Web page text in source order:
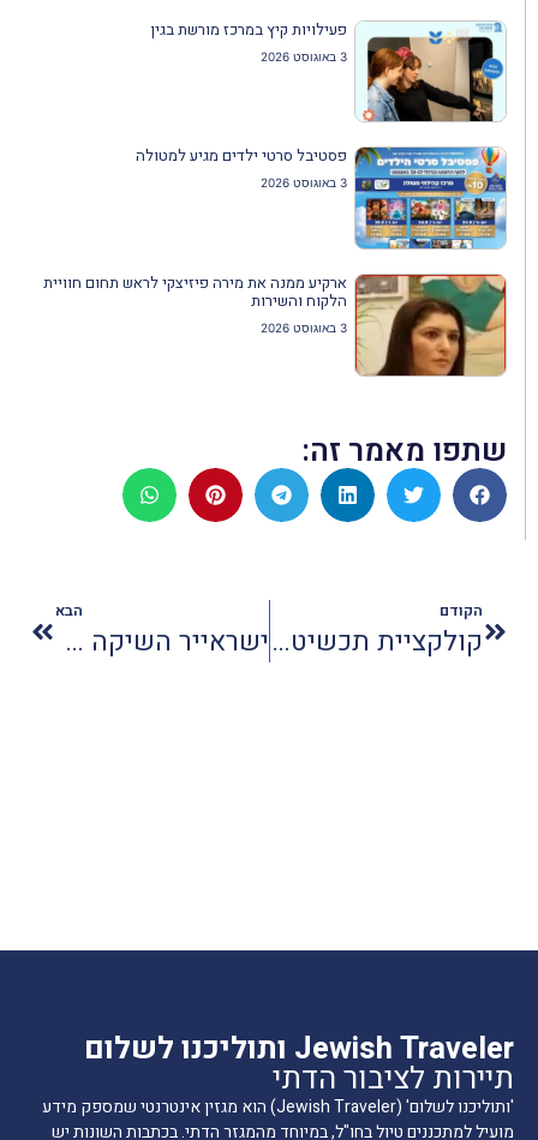
פעילויות קיץ במרכז מורשת בגין
3 באוגוסט 2026
פסטיבל סרטי ילדים מגיע למטולה
3 באוגוסט 2026
ארקיע ממנה את מירה פיזיצקי לראש תחום חוויית
הלקוח והשירות
3 באוגוסט 2026
שתפו מאמר זה:
הקודם
קולקציית תכשיטים ומטפחות ראש הושקה בת"א
הבא
ישראייר השיקה אתר אינטרנט חדש
Jewish Traveler ותוליכנו לשלום
תיירות לציבור הדתי
'ותוליכנו לשלום' (Jewish Traveler) הוא מגזין אינטרנטי שמספק מידע
מועיל למתכננים טיול בחו"ל, במיוחד מהמגזר הדתי. בכתבות השונות יש